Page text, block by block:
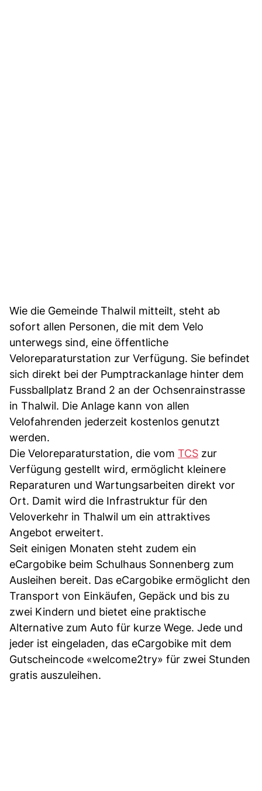
Wie die Gemeinde Thalwil mitteilt, steht ab
sofort allen Personen, die mit dem Velo
unterwegs sind, eine öffentliche
Veloreparaturstation zur Verfügung. Sie befindet
sich direkt bei der Pumptrackanlage hinter dem
Fussballplatz Brand 2 an der Ochsenrainstrasse
in Thalwil. Die Anlage kann von allen
Velofahrenden jederzeit kostenlos genutzt
werden.
Die Veloreparaturstation, die vom TCS zur
Verfügung gestellt wird, ermöglicht kleinere
Reparaturen und Wartungsarbeiten direkt vor
Ort. Damit wird die Infrastruktur für den
Veloverkehr in Thalwil um ein attraktives
Angebot erweitert.
Seit einigen Monaten steht zudem ein
eCargobike beim Schulhaus Sonnenberg zum
Ausleihen bereit. Das eCargobike ermöglicht den
Transport von Einkäufen, Gepäck und bis zu
zwei Kindern und bietet eine praktische
Alternative zum Auto für kurze Wege. Jede und
jeder ist eingeladen, das eCargobike mit dem
Gutscheincode «welcome2try» für zwei Stunden
gratis auszuleihen.